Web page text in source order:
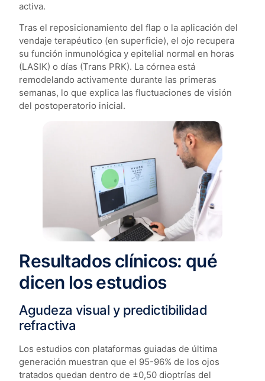
activa.
Tras el reposicionamiento del flap o la aplicación del
vendaje terapéutico (en superficie), el ojo recupera
su función inmunológica y epitelial normal en horas
(LASIK) o días (Trans PRK). La córnea está
remodelando activamente durante las primeras
semanas, lo que explica las fluctuaciones de visión
del postoperatorio inicial.
Resultados clínicos: qué
dicen los estudios
Agudeza visual y predictibilidad
refractiva
Los estudios con plataformas guiadas de última
generación muestran que el 95-96% de los ojos
tratados quedan dentro de ±0,50 dioptrías del